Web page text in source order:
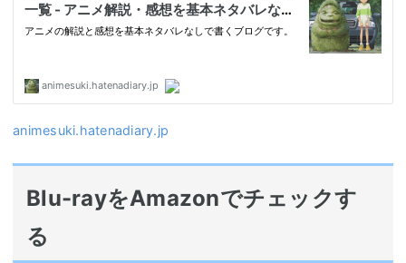
animesuki.hatenadiary.jp
Blu-rayをAmazonでチェックす
る